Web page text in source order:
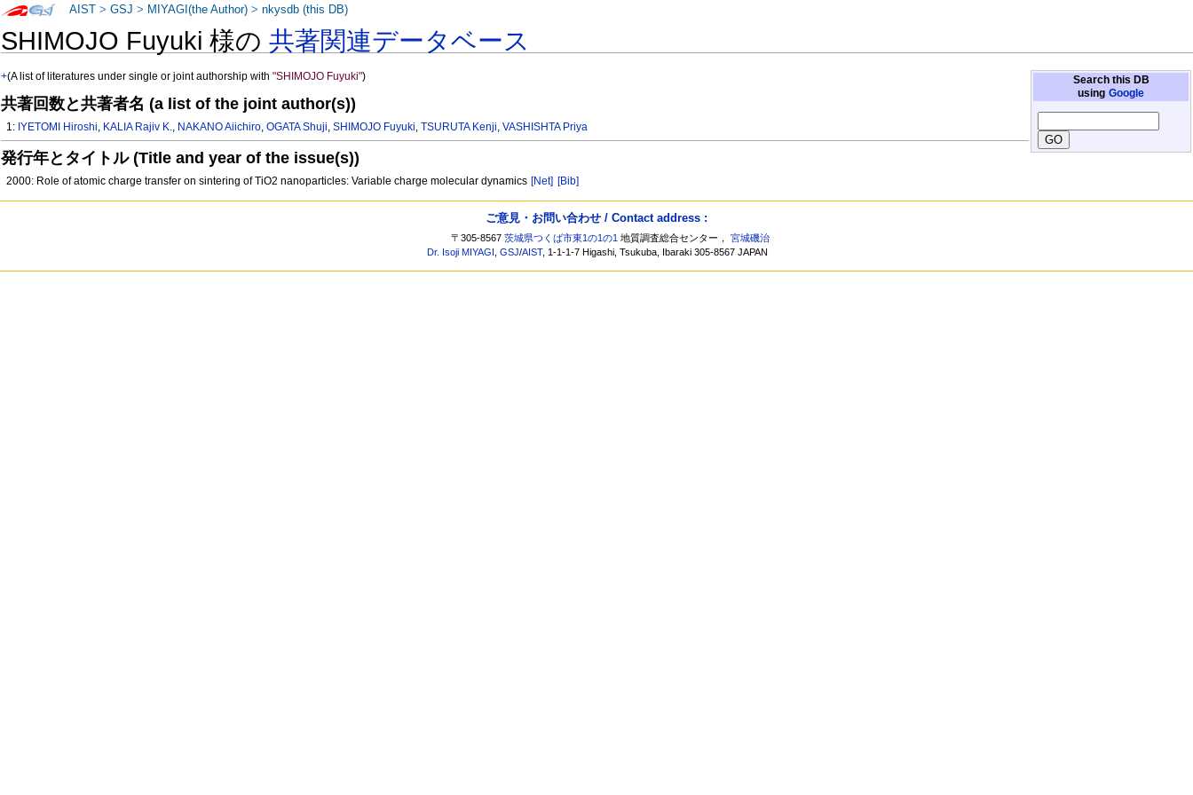
SHIMOJO Fuyuki 様の共著関連データベース
Search this DB
using Google
+(A list of literatures under single or joint authorship with"SHIMOJO Fuyuki")
共著回数と共著者名 (a list of the joint author(s))
1: IYETOMI Hiroshi, KALIA Rajiv K., NAKANO Aiichiro,OGATA Shuji,SHIMOJO Fuyuki,TSURUTA Kenji,VASHISHTA Priya
発行年とタイトル (Title and year of the issue(s))
2000: Role of atomic charge transfer on sintering of TiO2 nanoparticles: Variable charge molecular dynamics [Net] [Bib]
AIST >GSJ > MIYAGI(the Author) >nkysdb (this DB)
ご意見・お問い合わせ / Contact address :
〒305-8567茨城県つくば市東1の1の1 地質調査総合センター，宮城磯治
Dr. Isoji MIYAGI ,GSJ/AIST, 1-1-1-7 Higashi, Tsukuba, Ibaraki 305-8567 JAPAN